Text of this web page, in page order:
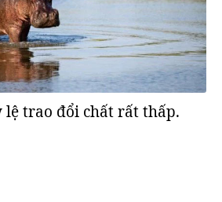
lệ trao đổi chất rất thấp.